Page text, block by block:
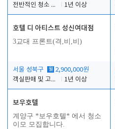
전반적인 청소 업무(객실청소.객실정리)
1년 이상
호텔 디 아티스트 성신여대점
3교대 프론트(격,비,비)
서울 성북구 월 2,900,000원
객실판매 및 고객응대
1년 이상
보우호텔
계양구 *보우호텔* 에서 청소
이모 모집합니다.